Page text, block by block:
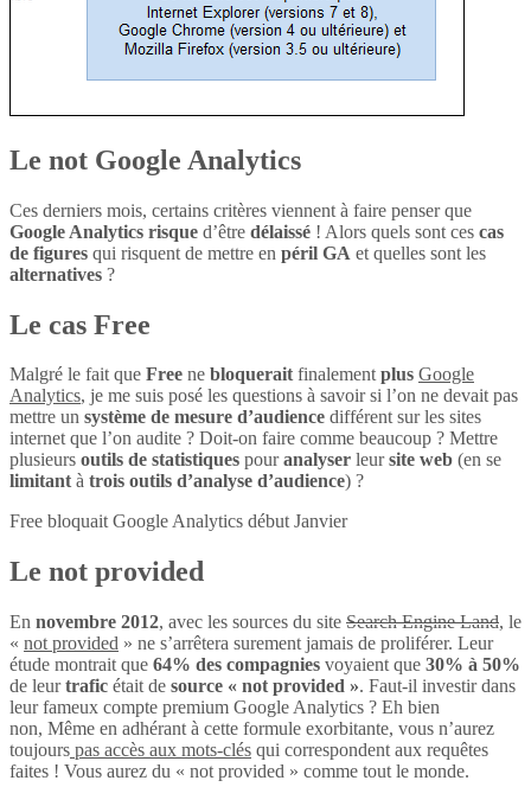
Le not Google Analytics
Ces derniers mois, certains critères viennent à faire penser que
Google Analytics risque d’être délaissé ! Alors quels sont ces cas
de figures qui risquent de mettre en péril GA et quelles sont les
alternatives ?
Le cas Free
Malgré le fait que Free ne bloqueraitfinalementplus Google
Analytics, je me suis posé les questions à savoir si l’on ne devait pas
mettre un système de mesure d’audience différent sur les sites
internet que l’on audite ? Doit-on faire comme beaucoup ? Mettre
plusieurs outils de statistiques pouranalyser leursite web (en se
limitantà trois outils d’analyse d’audience) ?
Free bloquait Google Analytics début Janvier
Le not provided
En novembre 2012, avec les sources du site Search Engine Land, le
« not provided » ne s’arrêtera surement jamais de proliférer. Leur
étude montrait que 64% des compagnies voyaient que 30% à 50%
de leurtrafic était de source « not provided ». Faut-il investir dans
leur fameux compte premium Google Analytics ? Eh bien
non, Même en adhérant à cette formule exorbitante, vous n’aurez
toujours pas accès aux mots-clés qui correspondent aux requêtes
faites ! Vous aurez du « not provided » comme tout le monde.